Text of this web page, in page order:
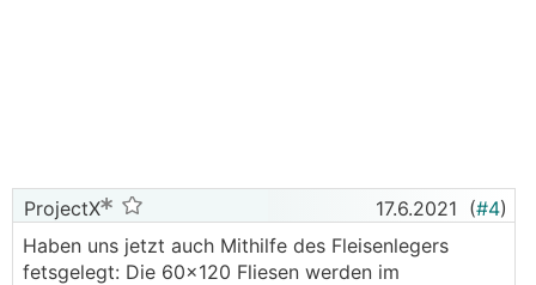
ProjectX 17.6.2021 (#4)
Haben uns jetzt auch Mithilfe des Fleisenlegers
fetsgelegt: Die 60x120 Fliesen werden im